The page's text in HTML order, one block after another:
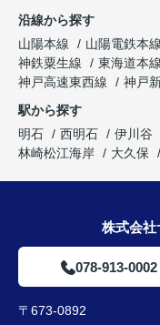
沿線から探す
山陽本線
山陽電鉄本線
神鉄粟生線
東海道本線
神戸高速東西線
神戸
駅から探す
明石
西明石 伊川谷
林崎松江海岸
大久保
株式会社
078-913-0002
〒673-0892